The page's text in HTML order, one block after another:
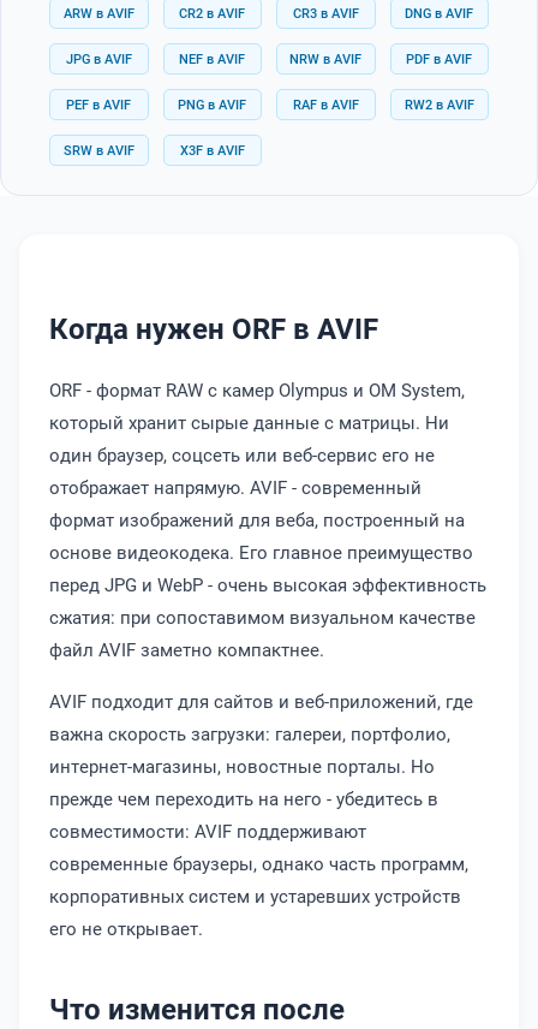
ARW в AVIF CR2 в AVIF CR3 в AVIF DNG в AVIF
JPG в AVIF NEF в AVIF NRW в AVIF PDF в AVIF
PEF в AVIF PNG в AVIF RAF в AVIF RW2 в AVIF
SRW в AVIF X3F в AVIF
Когда нужен ORF в AVIF
ORF - формат RAW с камер Olympus и OM System,
который хранит сырые данные с матрицы. Ни
один браузер, соцсеть или веб-сервис его не
отображает напрямую. AVIF - современный
формат изображений для веба, построенный на
основе видеокодека. Его главное преимущество
перед JPG и WebP - очень высокая эффективность
сжатия: при сопоставимом визуальном качестве
файл AVIF заметно компактнее.
AVIF подходит для сайтов и веб-приложений, где
важна скорость загрузки: галереи, портфолио,
интернет-магазины, новостные порталы. Но
прежде чем переходить на него - убедитесь в
совместимости: AVIF поддерживают
современные браузеры, однако часть программ,
корпоративных систем и устаревших устройств
его не открывает.
Что изменится после